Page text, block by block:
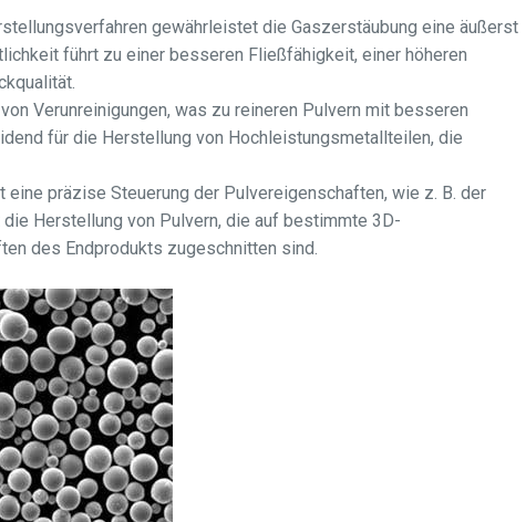
gewährleistet die Gaszerstäubung eine äußerst
führt zu einer besseren Fließfähigkeit, einer höheren
Verunreinigungen, was zu reineren Pulvern mit besseren
für die Herstellung von Hochleistungsmetallteilen, die
präzise Steuerung der Pulvereigenschaften, wie z. B. der
Herstellung von Pulvern, die auf bestimmte 3D-
des Endprodukts zugeschnitten sind.